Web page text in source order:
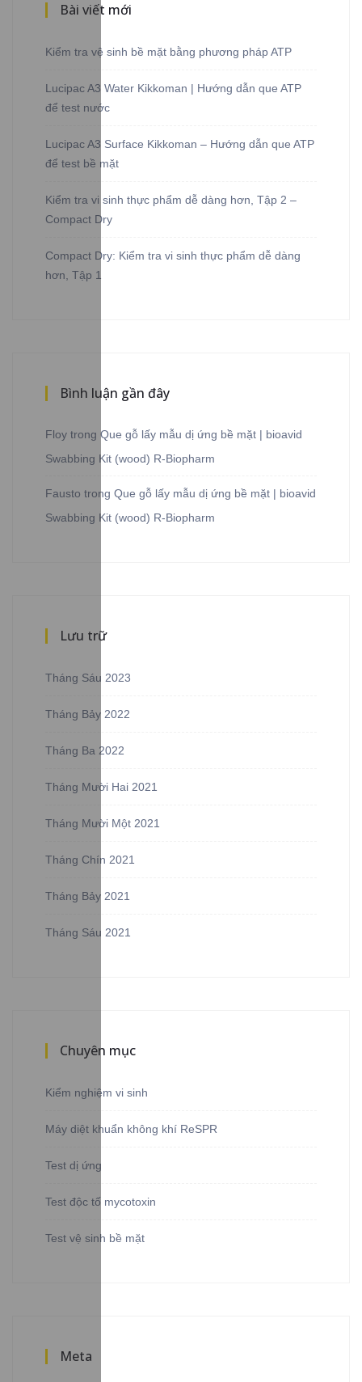
Bài viết mới
Kiểm tra vệ sinh bề mặt bằng phương pháp ATP
Lucipac A3 Water Kikkoman | Hướng dẫn que ATP
để test nước
Lucipac A3 Surface Kikkoman – Hướng dẫn que ATP
để test bề mặt
Kiểm tra vi sinh thực phẩm dễ dàng hơn, Tập 2 –
Compact Dry
Compact Dry: Kiểm tra vi sinh thực phẩm dễ dàng
hơn, Tập 1
Bình luận gần đây
Floy trong Que gỗ lấy mẫu dị ứng bề mặt | bioavid
Swabbing Kit (wood) R-Biopharm
Fausto trong Que gỗ lấy mẫu dị ứng bề mặt | bioavid
Swabbing Kit (wood) R-Biopharm
Lưu trữ
Tháng Sáu 2023
Tháng Bảy 2022
Tháng Ba 2022
Tháng Mười Hai 2021
Tháng Mười Một 2021
Tháng Chín 2021
Tháng Bảy 2021
Tháng Sáu 2021
Chuyên mục
Kiểm nghiệm vi sinh
Máy diệt khuẩn không khí ReSPR
Test dị ứng
Test độc tố mycotoxin
Test vệ sinh bề mặt
Meta